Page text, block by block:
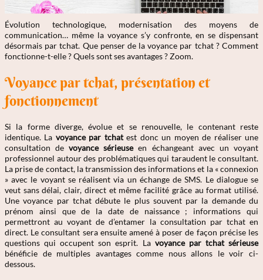
Évolution technologique, modernisation des moyens de
communication… même la voyance s’y confronte, en se dispensant
désormais par tchat. Que penser de la voyance par tchat ? Comment
fonctionne-t-elle ? Quels sont ses avantages ? Zoom.
Voyance par tchat, présentation et
fonctionnement
Si la forme diverge, évolue et se renouvelle, le contenant reste
identique. La voyance par tchatest donc un moyen de réaliser une
consultation devoyance sérieuseen échangeant avec un voyant
professionnel autour des problématiques qui taraudent le consultant.
La prise de contact, la transmission des informations et la « connexion
» avec le voyant se réalisent via un échange de SMS. Le dialogue se
veut sans délai, clair, direct et même facilité grâce au format utilisé.
Une voyance par tchat débute le plus souvent par la demande du
prénom ainsi que de la date de naissance ; informations qui
permettront au voyant de d’entamer la consultation par tchat en
direct. Le consultant sera ensuite amené à poser de façon précise les
questions qui occupent son esprit. La voyance par tchat sérieuse
bénéficie de multiples avantages comme nous allons le voir ci-
dessous.